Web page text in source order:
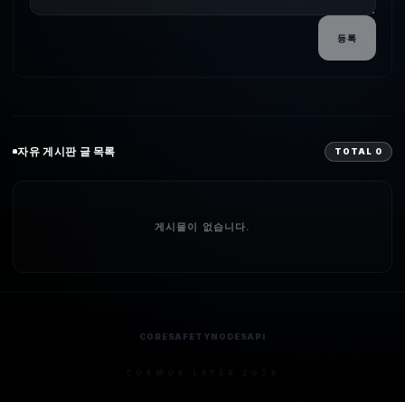
등록
자유 게시판 글 목록 TOTAL 0
게시물이 없습니다.
CORESAFETYNODESAPI